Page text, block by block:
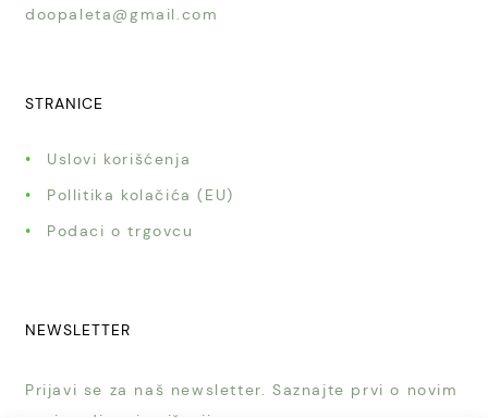
doopaleta@gmail.com
STRANICE
Uslovi korišćenja
Pollitika kolačića (EU)
Podaci o trgovcu
NEWSLETTER
Prijavi se za naš newsletter. Saznajte prvi o novim